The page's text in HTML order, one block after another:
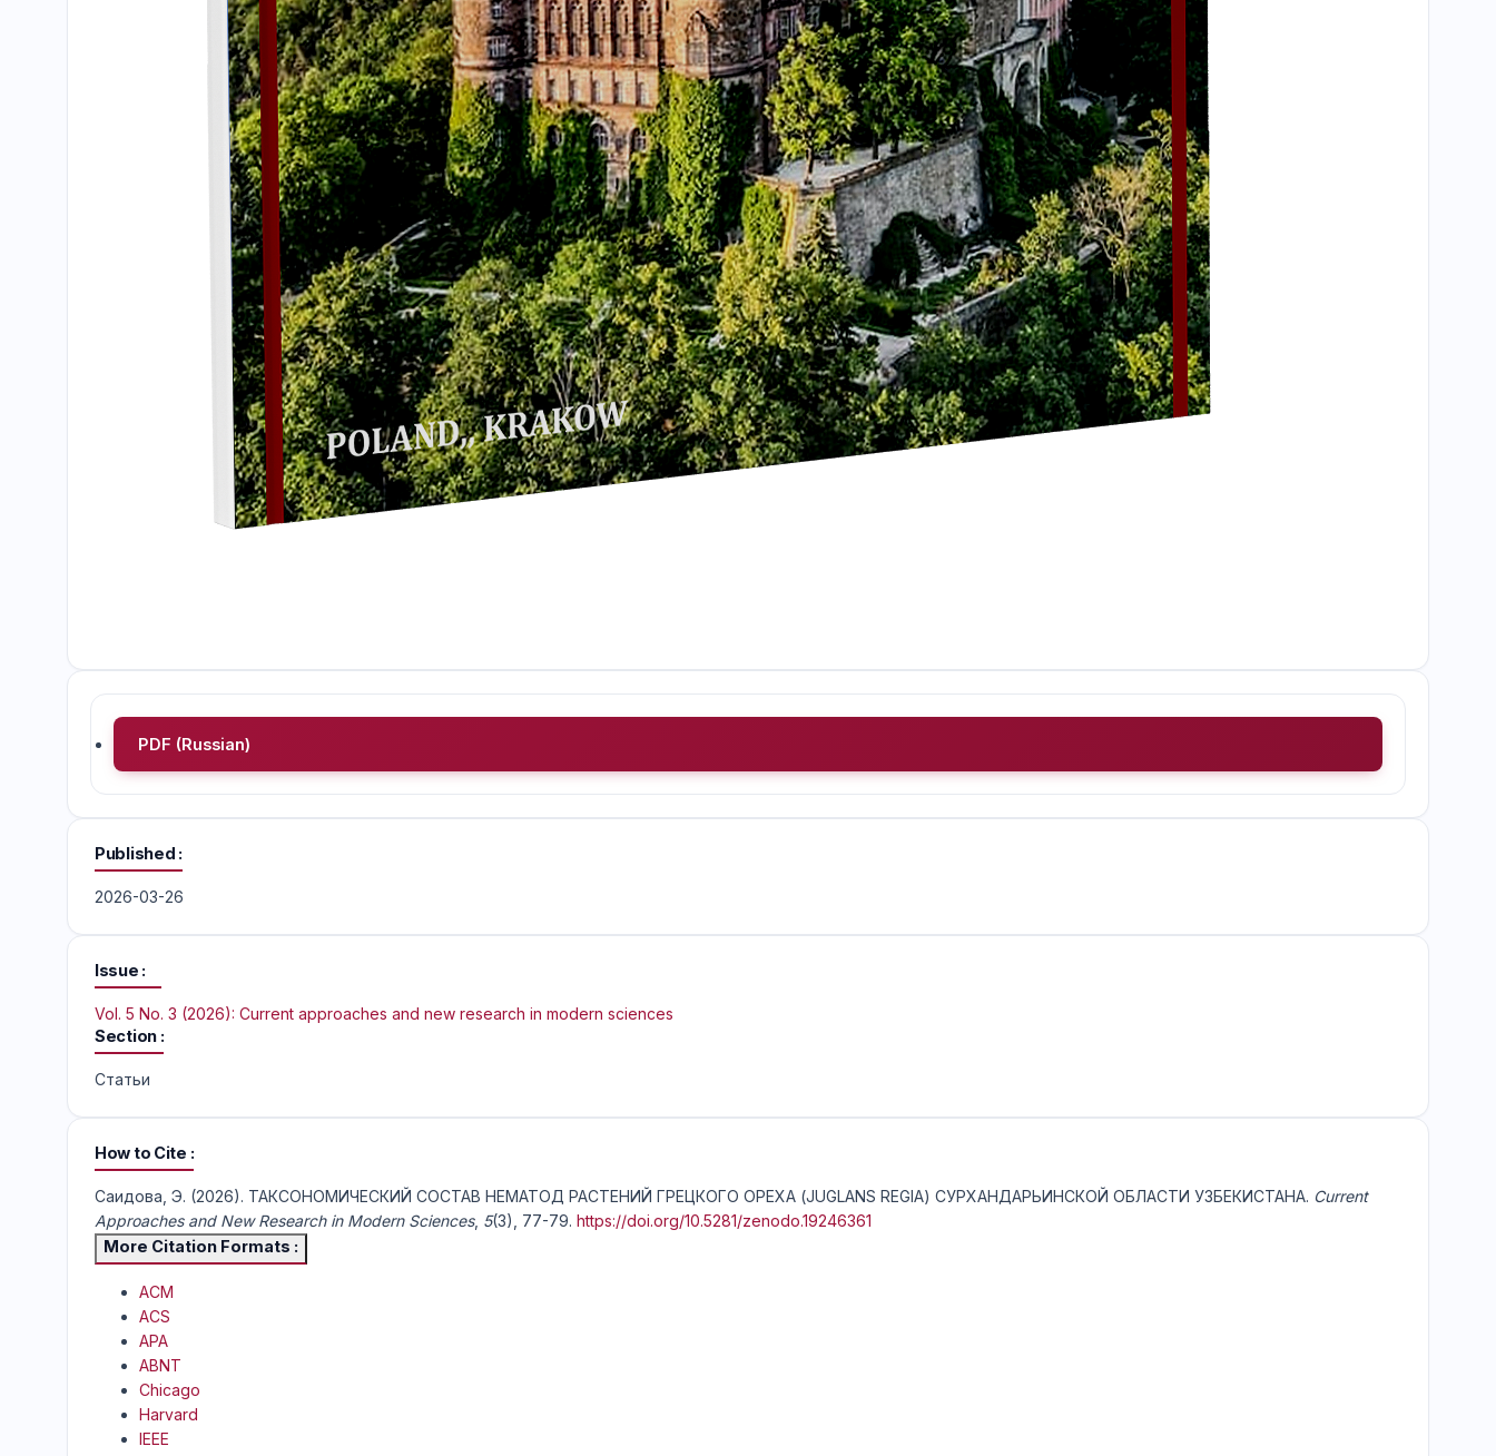
PDF (Russian)
Published
2026-03-26
Issue
Vol. 5 No. 3 (2026): Current approaches and new research in modern sciences
Section
Статьи
How to Cite
Саидова, Э. (2026). ТАКСОНОМИЧЕСКИЙ СОСТАВ НЕМАТОД РАСТЕНИЙ ГРЕЦКОГО ОРЕХА (JUGLANS REGIA) СУРХАНДАРЬИНСКОЙ ОБЛАСТИ УЗБЕКИСТАНА. Current
Approaches and New Research in Modern Sciences, 5(3), 77-79. https://doi.org/10.5281/zenodo.19246361
More Citation Formats
ACM
ACS
APA
ABNT
Chicago
Harvard
IEEE